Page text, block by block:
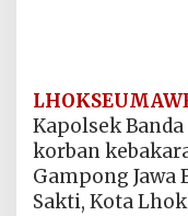
Kapolsek
korban
Gampong Jawa
Sakti, Kota